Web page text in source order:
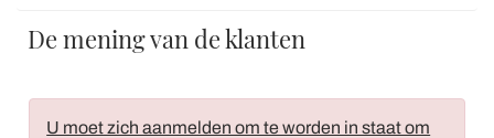
De mening van de klanten
U moet zich aanmelden om te worden in staat om